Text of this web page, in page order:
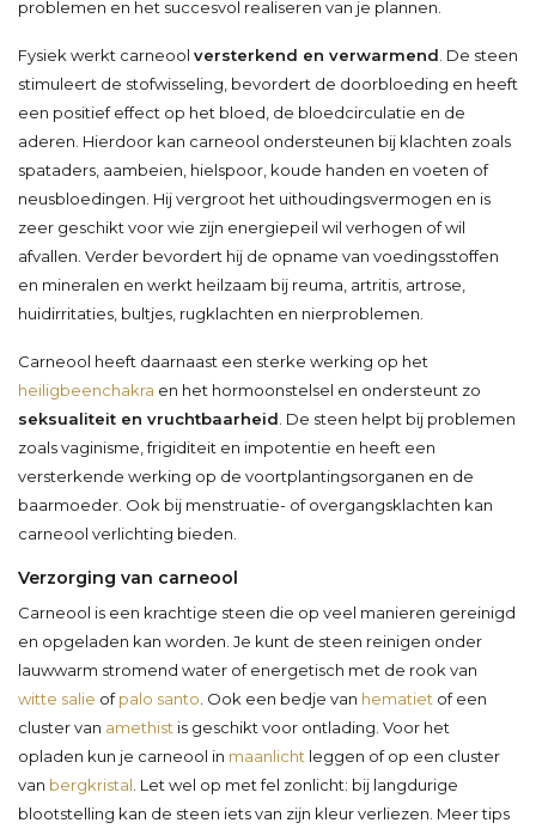
problemen en het succesvol realiseren van je plannen.
Fysiek werkt carneool versterkend en verwarmend . De steen
stimuleert de stofwisseling, bevordert de doorbloeding en heeft
een positief effect op het bloed, de bloedcirculatie en de
aderen. Hierdoor kan carneool ondersteunen bij klachten zoals
spataders, aambeien, hielspoor, koude handen en voeten of
neusbloedingen. Hij vergroot het uithoudingsvermogen en is
zeer geschikt voor wie zijn energiepeil wil verhogen of wil
afvallen. Verder bevordert hij de opname van voedingsstoffen
en mineralen en werkt heilzaam bij reuma, artritis, artrose,
huidirritaties, bultjes, rugklachten en nierproblemen.
Carneool heeft daarnaast een sterke werking op het
heiligbeenchakra en het hormoonstelsel en ondersteunt zo
seksualiteit en vruchtbaarheid . De steen helpt bij problemen
zoals vaginisme, frigiditeit en impotentie en heeft een
versterkende werking op de voortplantingsorganen en de
baarmoeder. Ook bij menstruatie- of overgangsklachten kan
carneool verlichting bieden.
Verzorging van carneool
Carneool is een krachtige steen die op veel manieren gereinigd
en opgeladen kan worden. Je kunt de steen reinigen onder
lauwwarm stromend water of energetisch met de rook van
witte salie ofpalo santo . Ook een bedje van hematiet of een
cluster van amethist is geschikt voor ontlading. Voor het
opladen kun je carneool in maanlicht leggen of op een cluster
van bergkristal . Let wel op met fel zonlicht: bij langdurige
blootstelling kan de steen iets van zijn kleur verliezen. Meer tips